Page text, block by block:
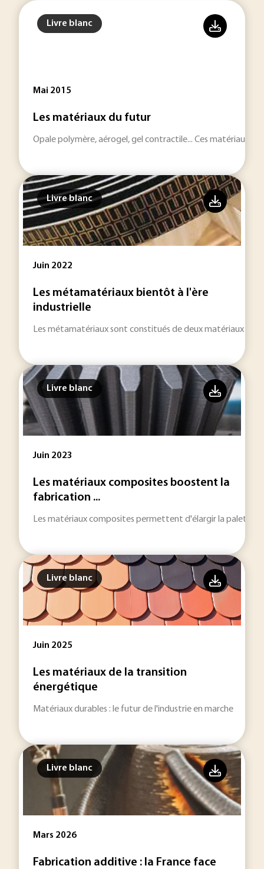
Livre blanc
Mai 2015
Les matériaux du futur
Opale polymère, aérogel, gel contractile... Ces matériaux
Livre blanc
Juin 2022
Les métamatériaux bientôt à l'ère
industrielle
Les métamatériaux sont constitués de deux matériaux non
Livre blanc
Juin 2023
Les matériaux composites boostent la
fabrication ...
Les matériaux composites permettent d'élargir la palette
Livre blanc
Juin 2025
Les matériaux de la transition
énergétique
Matériaux durables : le futur de l'industrie en marche
Livre blanc
Mars 2026
Fabrication additive : la France face